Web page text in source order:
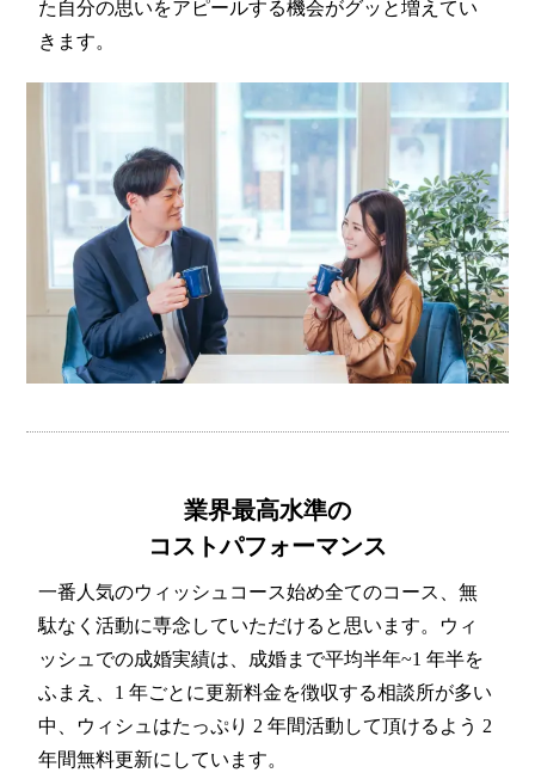
た自分の思いをアピールする機会がグッと増えてい
きます。
業界最高水準の
コストパフォーマンス
一番人気のウィッシュコース始め全てのコース、無
駄なく活動に専念していただけると思います。ウィ
ッシュでの成婚実績は、成婚まで平均半年~1 年半を
ふまえ、1 年ごとに更新料金を徴収する相談所が多い
中、ウィシュはたっぷり 2 年間活動して頂けるよう 2
年間無料更新にしています。